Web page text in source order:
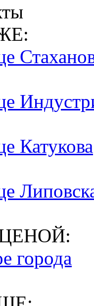
Катукова
города